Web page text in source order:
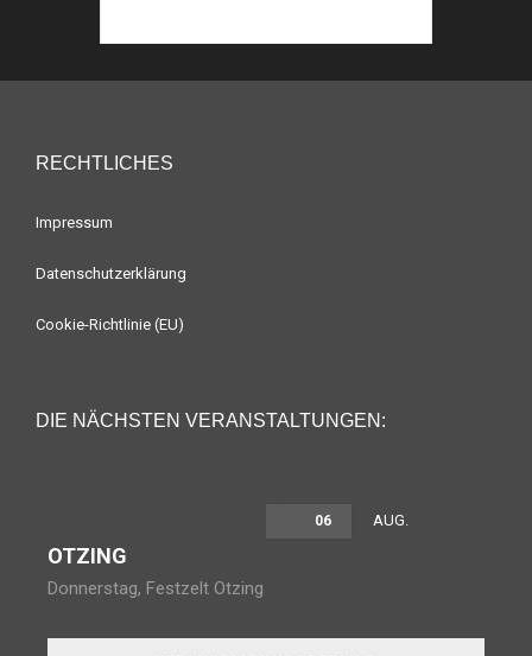
RECHTLICHES
Impressum
Datenschutzerklärung
Cookie-Richtlinie (EU)
DIE NÄCHSTEN VERANSTALTUNGEN:
06 AUG.
OTZING
Donnerstag, Festzelt Otzing